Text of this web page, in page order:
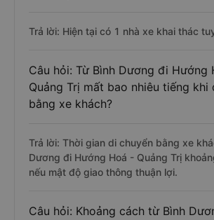
Trả lời: Hiện tại có 1 nhà xe khai thác
Câu hỏi: Từ Bình Dương đi Hướng
Quảng Trị mất bao nhiêu tiếng khi
bằng xe khách?
Trả lời: Thời gian di chuyển bằng xe
Dương đi Hướng Hoá - Quảng Trị
nếu mật độ giao thông thuận lợi.
Câu hỏi: Khoảng cách từ Bình